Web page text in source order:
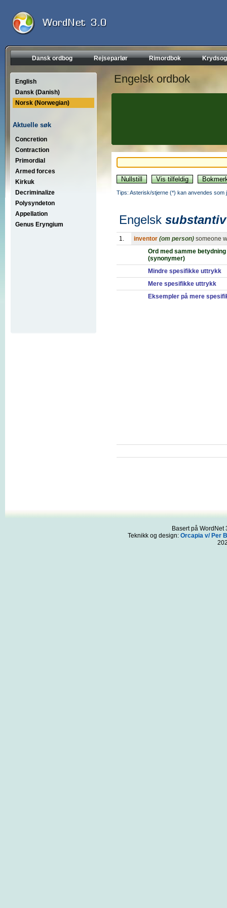
Dansk ordbog Rejseparlør Rimordbok
English
Dansk (Danish)
Norsk (Norwegian)
Aktuelle søk
Concretion
Contraction
Primordial
Armed forces
Kirkuk
Decriminalize
Polysyndeton
Appellation
Genus Eryngium
Engelsk ordbok
Tips: Asterisk/stjerne (*) kan anvendes som
Engelsk substantiv
1. inventor (om person) someone
Ord med samme betydning
(synonymer)
Mindre spesifikke uttrykk
Mere spesifikke uttrykk
Eksempler på mere
Basert på
Teknikk og design: Orcapia v/ Per